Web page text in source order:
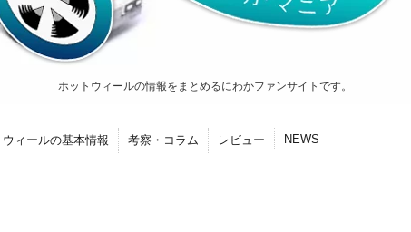
ホットウィールの情報をまとめるにわかファンサイトです。
ィールの基本情報 考察・コラム レビュー NEWS